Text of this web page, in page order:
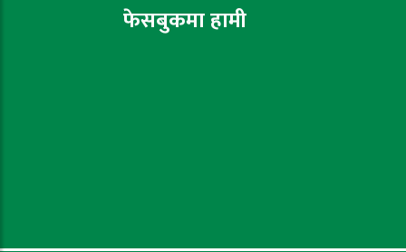
फेसबुकमा हामी